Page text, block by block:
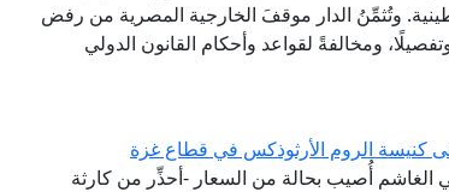
وتُثمِّنُ الدار موقفَ الخارجية المصرية من رفض
ومخالفةً لقواعد وأحكام القانون الدولي
كنيسة الروم الأرثوذكس في قطاع غزة
الغاشم أُصيب بحالة من السعار -أحذِّر من كارثة